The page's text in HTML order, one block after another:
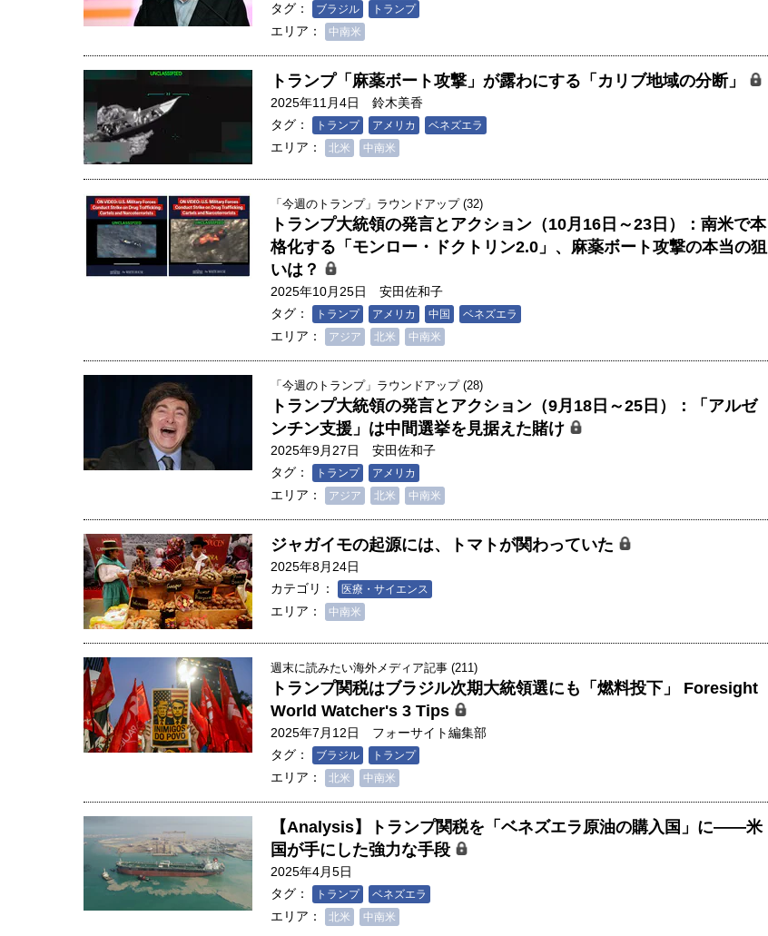
タグ：
ブラジル トランプ
エリア： 中南米
トランプ「麻薬ボート攻撃」が露わにする「カリブ地域の分断」
2025年11月4日
鈴木美香
タグ：
トランプ アメリカ ベネズエラ
エリア： 北米 中南米
「今週のトランプ」ラウンドアップ (32)
トランプ大統領の発言とアクション（10月16日～23日）：南米で本
格化する「モンロー・ドクトリン2.0」、麻薬ボート攻撃の本当の狙
いは？
2025年10月25日
安田佐和子
タグ：
トランプ アメリカ 中国 ベネズエラ
エリア： アジア 北米 中南米
「今週のトランプ」ラウンドアップ (28)
トランプ大統領の発言とアクション（9月18日～25日）：「アルゼ
ンチン支援」は中間選挙を見据えた賭け
2025年9月27日
安田佐和子
タグ：
トランプ アメリカ
エリア： アジア 北米 中南米
ジャガイモの起源には、トマトが関わっていた
2025年8月24日
カテゴリ：
医療・サイエンス
エリア： 中南米
週末に読みたい海外メディア記事 (211)
トランプ関税はブラジル次期大統領選にも「燃料投下」 Foresight
World Watcher's 3 Tips
2025年7月12日
フォーサイト編集部
タグ：
ブラジル トランプ
エリア： 北米 中南米
【Analysis】トランプ関税を「ベネズエラ原油の購入国」に――米
国が手にした強力な手段
2025年4月5日
タグ：
トランプ ベネズエラ
エリア： 北米 中南米